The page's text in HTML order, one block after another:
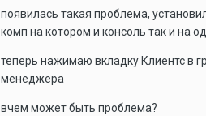
появилась такая проблема,
комп на котором и консоль так и на
теперь нажимаю вкладку Клиентс в
менеджера
вчем может быть проблема?